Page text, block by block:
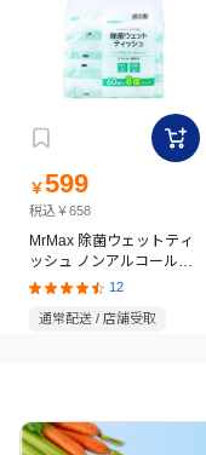
￥599
税込￥658
MrMax 除菌ウェットティ
ッシュ ノンアルコールタ
イプ 60枚×8個パック
12
通常配送 / 店舗受取